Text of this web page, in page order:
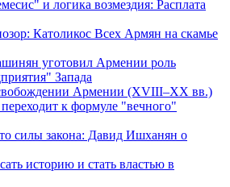
и логика возмездия: Расплата
Католикос Всех Армян на скамье
уготовил Армении роль
Запада
Армении (XVIII–XX вв.)
к формуле "вечного"
силы закона: Давид Ишханян о
историю и стать властью в